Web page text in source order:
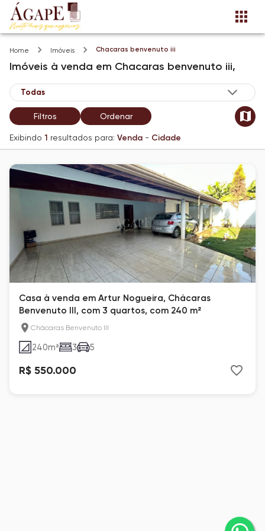
Home Imóveis Chacaras benvenuto iii
Imóveis à venda em Chacaras benvenuto iii,
Filtros Ordenar
Exibindo 1 resultados para: Venda - Cidade
Casa à venda em Artur Nogueira, Chácaras
Benvenuto III, com 3 quartos, com 240 m²
Chácaras Benvenuto III
240m² 3 5
R$ 550.000